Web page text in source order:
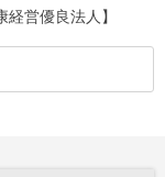
営優良法人】